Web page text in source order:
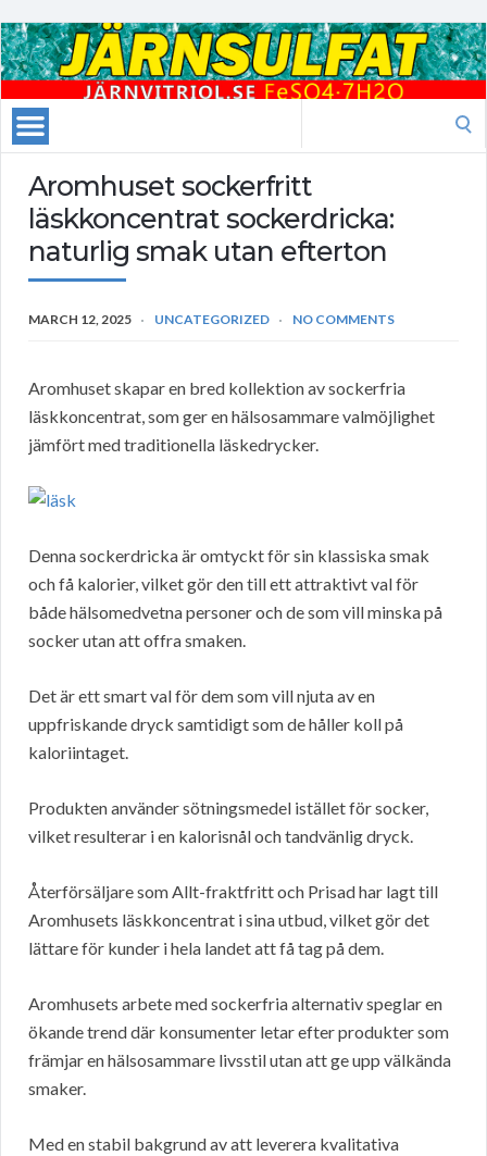
Aromhuset sockerfritt
läskkoncentrat sockerdricka:
naturlig smak utan efterton
MARCH 12, 2025 UNCATEGORIZED NO COMMENTS
Aromhuset skapar en bred kollektion av sockerfria
läskkoncentrat, som ger en hälsosammare valmöjlighet
jämfört med traditionella läskedrycker.
Denna sockerdricka är omtyckt för sin klassiska smak
och få kalorier, vilket gör den till ett attraktivt val för
både hälsomedvetna personer och de som vill minska på
socker utan att offra smaken.
Det är ett smart val för dem som vill njuta av en
uppfriskande dryck samtidigt som de håller koll på
kaloriintaget.
Produkten använder sötningsmedel istället för socker,
vilket resulterar i en kalorisnål och tandvänlig dryck.
Återförsäljare som Allt-fraktfritt och Prisad har lagt till
Aromhusets läskkoncentrat i sina utbud, vilket gör det
lättare för kunder i hela landet att få tag på dem.
Aromhusets arbete med sockerfria alternativ speglar en
ökande trend där konsumenter letar efter produkter som
främjar en hälsosammare livsstil utan att ge upp välkända
smaker.
Med en stabil bakgrund av att leverera kvalitativa